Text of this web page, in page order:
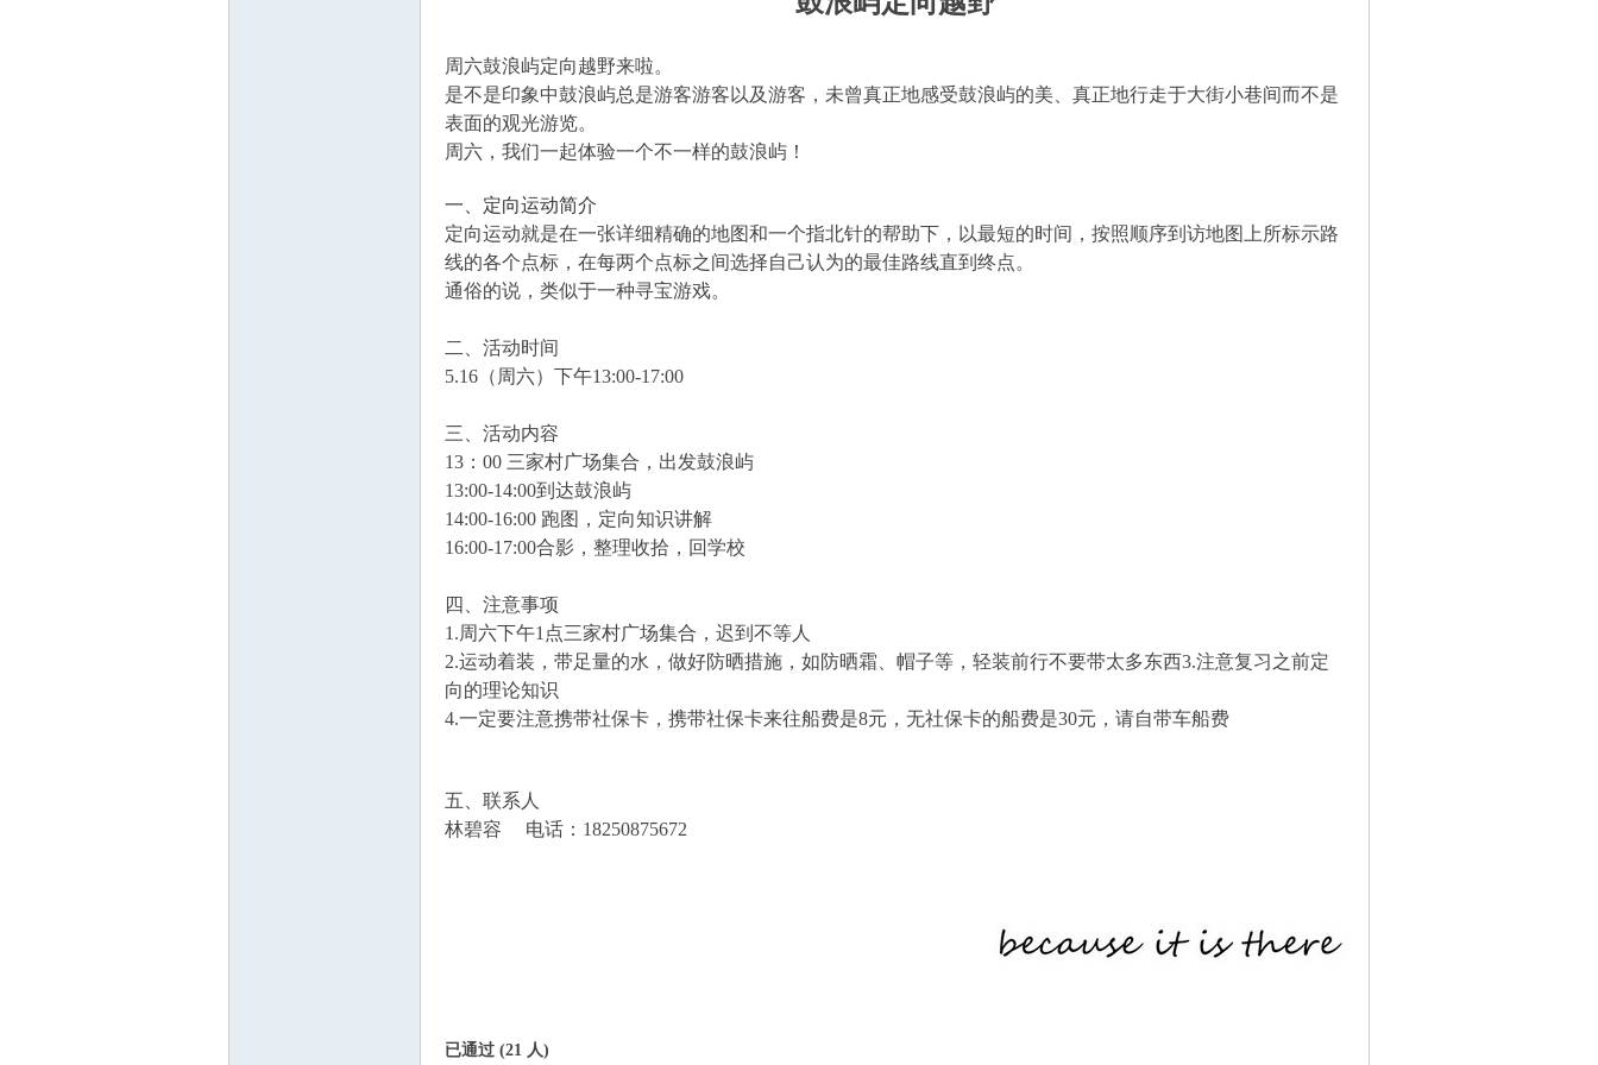
周六鼓浪屿定向越野来啦。
是不是印象中鼓浪屿总是游客游客以及游客，未曾真正地感受鼓浪屿的美、真正地行走于大街小巷间而不是
表面的观光游览。
周六，我们一起体验一个不一样的鼓浪屿！
一、定向运动简介
定向运动就是在一张详细精确的地图和一个指北针的帮助下，以最短的时间，按照顺序到访地图上所标示路
线的各个点标，在每两个点标之间选择自己认为的最佳路线直到终点。
通俗的说，类似于一种寻宝游戏。
二、活动时间
5.16（周六）下午13:00-17:00
三、活动内容
13：00 三家村广场集合，出发鼓浪屿
13:00-14:00到达鼓浪屿
14:00-16:00 跑图，定向知识讲解
16:00-17:00合影， 整理收拾，回学校
四、注意事项
1.周六下午1点三家村广场集合，迟到不等人
2.运动着装，带足量的水，做好防晒措施，如防晒霜、帽子等，轻装前行不要带太多东西3.注意复习之前定
向的理论知识
4.一定要注意携带社保卡，携带社保卡来往船费是8元，无社保卡的船费是30元，请自带车船费
五、联系人
林碧容 电话：18250875672
已通过 (21 人)